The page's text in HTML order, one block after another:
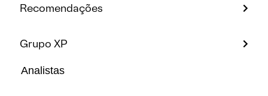
Recomendações
Grupo XP
Analistas